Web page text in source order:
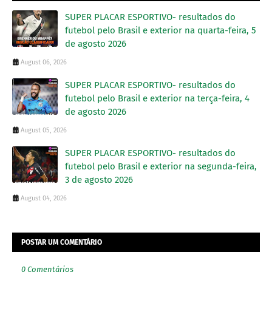
SUPER PLACAR ESPORTIVO- resultados do
futebol pelo Brasil e exterior na quarta-feira, 5
de agosto 2026
August 06, 2026
SUPER PLACAR ESPORTIVO- resultados do
futebol pelo Brasil e exterior na terça-feira, 4
de agosto 2026
August 05, 2026
SUPER PLACAR ESPORTIVO- resultados do
futebol pelo Brasil e exterior na segunda-feira,
3 de agosto 2026
August 04, 2026
POSTAR UM COMENTÁRIO
0 Comentários